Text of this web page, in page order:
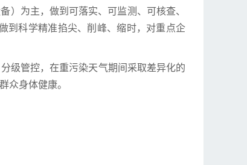
）为主，做到可落实、可监测、可核查、
到科学精准掐尖、削峰、缩时，对重点企
级管控，在重污染天气期间采取差异化的
众身体健康。